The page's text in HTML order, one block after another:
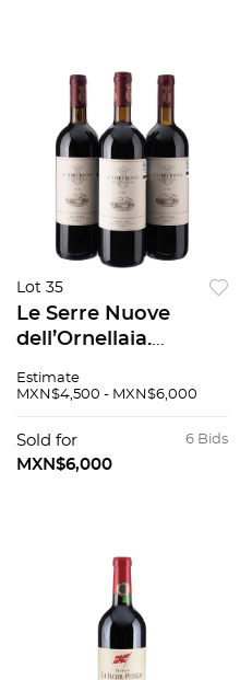
Lot 35
Le Serre Nuove
dell’Ornellaia.
dell’Ornellaia.
Toscana, Italia.
94/100. Pzas: 3.
Estimate
MXN$4,500 - MXN$6,000
6 Bids
Sold for
MXN$6,000